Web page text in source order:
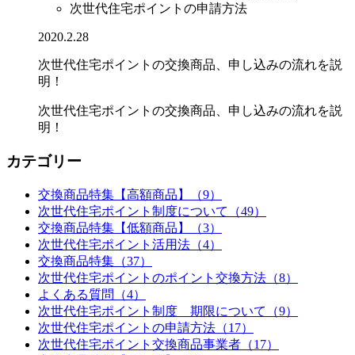
次世代住宅ポイントの申請方法
2020.2.28
次世代住宅ポイントの交換商品、申し込みの流れを説
明！
次世代住宅ポイントの交換商品、申し込みの流れを説
明！
カテゴリー
交換商品特集【高額商品】（9）
次世代住宅ポイント制度について（49）
交換商品特集【低額商品】（3）
次世代住宅ポイント活用法（4）
交換商品特集（37）
次世代住宅ポイントのポイント交換方法（8）
よくある質問（4）
次世代住宅ポイント制度 期限について（9）
次世代住宅ポイントの申請方法（17）
次世代住宅ポイント交換商品事業者（17）